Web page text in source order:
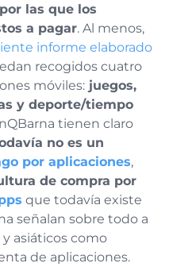
las que los
a pagar. Al menos,
informe elaborado
recogidos cuatro
móviles: juegos,
y deporte/tiempo
tienen claro
no es un
por aplicaciones,
de compra por
que todavía existe
señalan sobre todo a
asiáticos como
de aplicaciones.